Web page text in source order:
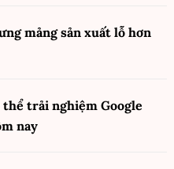
mảng sản xuất lỗ hơn
trải nghiệm Google
nay